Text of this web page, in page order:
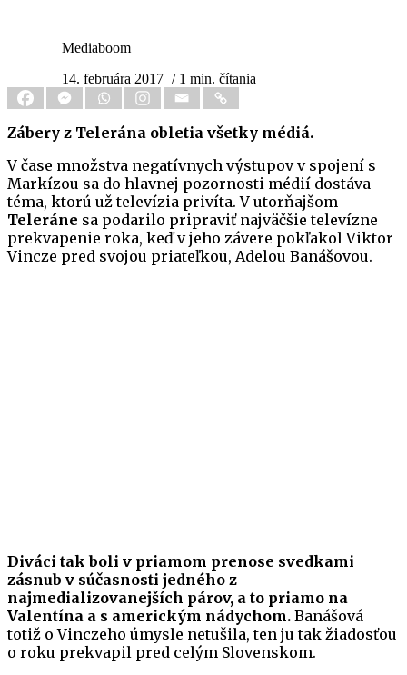
Mediaboom
14. februára 2017 / 1 min. čítania
Zábery z Telerána obletia všetky médiá.
V čase množstva negatívnych výstupov v spojení s
Markízou sa do hlavnej pozornosti médií dostáva
téma, ktorú už televízia privíta. V utorňajšom
Teleráne sa podarilo pripraviť najväčšie televízne
prekvapenie roka, keď v jeho závere pokľakol Viktor
Vincze pred svojou priateľkou, Adelou Banášovou.
Diváci tak boli v priamom prenose svedkami
zásnub v súčasnosti jedného z
najmedializovanejších párov, a to priamo na
Valentína a s americkým nádychom. Banášová
totiž o Vinczeho úmysle netušila, ten ju tak žiadosťou
o roku prekvapil pred celým Slovenskom.